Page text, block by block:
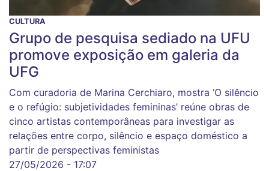
CULTURA
Grupo de pesquisa sediado na UFU
promove exposição em galeria da
UFG
Com curadoria de Marina Cerchiaro, mostra ‘O silêncio
e o refúgio: subjetividades femininas’ reúne obras de
cinco artistas contemporâneas para investigar as
relações entre corpo, silêncio e espaço doméstico a
partir de perspectivas feministas
27/05/2026 - 17:07